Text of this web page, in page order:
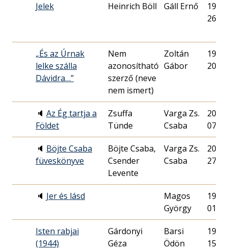
Jelek Heinrich Böll Gáll Ernő
26.
„És az Úrnak
lelke szálla
Dávidra…”
Nem
azonosítható
szerző (neve
nem ismert)
Zoltán
Gábor
20.
🔈 Az Ég tartja a
Földet
Zsuffa
Tünde
Varga Zs.
Csaba
07.
🔈 Böjte Csaba
füveskönyve
Böjte Csaba,
Csender
Levente
Varga Zs.
Csaba
27.
🔈 Jer és lásd
Magos
György
01.
Isten rabjai
(1944)
Gárdonyi
Géza
Barsi
Ödön
15.